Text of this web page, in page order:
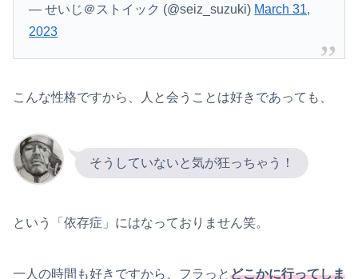
— せいじ＠ストイック (@seiz_suzuki) March 31,
2023
こんな性格ですから、人と会うことは好きであっても、
そうしていないと気が狂っちゃう！
という「依存症」にはなっておりません笑。
一人の時間も好きですから、フラっとどこかに行ってしま